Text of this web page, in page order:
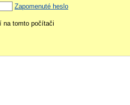
Zapomenuté heslo
na tomto počítači